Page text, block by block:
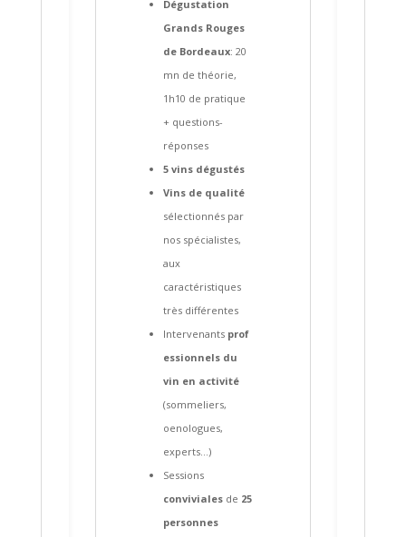
Dégustation
Grands Rouges
de Bordeaux: 20
mn de théorie,
1h10 de pratique
+ questions-
réponses
5 vins dégustés
Vins de qualité
sélectionnés par
nos spécialistes,
aux
caractéristiques
très différentes
Intervenants prof
essionnels du
vin en activité
(sommeliers,
oenologues,
experts…)
Sessions
conviviales de 25
personnes